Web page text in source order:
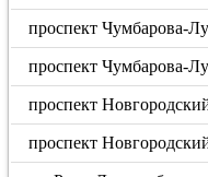
проспект Чумбарова-
проспект Чумбарова-
проспект
проспект